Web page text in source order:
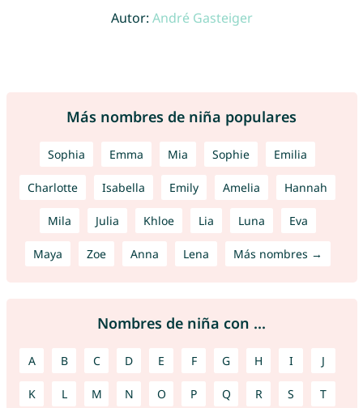
Autor: André Gasteiger
Más nombres de niña populares
Sophia Emma Mia Sophie Emilia
Charlotte Isabella Emily Amelia Hannah
Mila Julia Khloe Lia Luna Eva
Maya Zoe Anna Lena Más nombres →
Nombres de niña con ...
A B C D E F G H I J
K L M N O P Q R S T